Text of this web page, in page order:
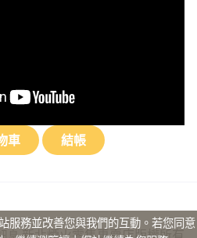
服務並改善您與我們的互動。若您同意